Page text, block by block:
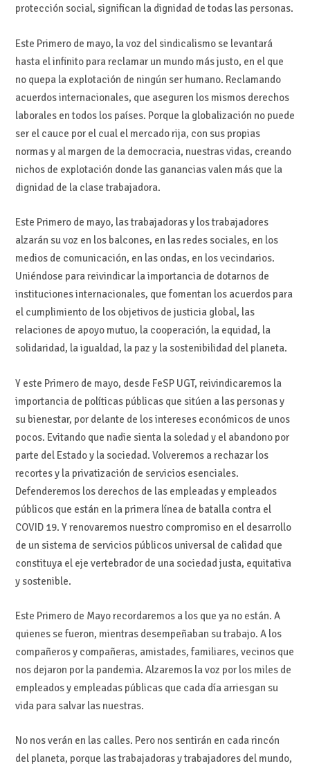
protección social, significan la dignidad de todas las personas.
Este Primero de mayo, la voz del sindicalismo se levantará
hasta el infinito para reclamar un mundo más justo, en el que
no quepa la explotación de ningún ser humano. Reclamando
acuerdos internacionales, que aseguren los mismos derechos
laborales en todos los países. Porque la globalización no puede
ser el cauce por el cual el mercado rija, con sus propias
normas y al margen de la democracia, nuestras vidas, creando
nichos de explotación donde las ganancias valen más que la
dignidad de la clase trabajadora.
Este Primero de mayo, las trabajadoras y los trabajadores
alzarán su voz en los balcones, en las redes sociales, en los
medios de comunicación, en las ondas, en los vecindarios.
Uniéndose para reivindicar la importancia de dotarnos de
instituciones internacionales, que fomentan los acuerdos para
el cumplimiento de los objetivos de justicia global, las
relaciones de apoyo mutuo, la cooperación, la equidad, la
solidaridad, la igualdad, la paz y la sostenibilidad del planeta.
Y este Primero de mayo, desde FeSP UGT, reivindicaremos la
importancia de políticas públicas que sitúen a las personas y
su bienestar, por delante de los intereses económicos de unos
pocos. Evitando que nadie sienta la soledad y el abandono por
parte del Estado y la sociedad. Volveremos a rechazar los
recortes y la privatización de servicios esenciales.
Defenderemos los derechos de las empleadas y empleados
públicos que están en la primera línea de batalla contra el
COVID 19. Y renovaremos nuestro compromiso en el desarrollo
de un sistema de servicios públicos universal de calidad que
constituya el eje vertebrador de una sociedad justa, equitativa
y sostenible.
Este Primero de Mayo recordaremos a los que ya no están. A
quienes se fueron, mientras desempeñaban su trabajo. A los
compañeros y compañeras, amistades, familiares, vecinos que
nos dejaron por la pandemia. Alzaremos la voz por los miles de
empleados y empleadas públicas que cada día arriesgan su
vida para salvar las nuestras.
No nos verán en las calles. Pero nos sentirán en cada rincón
del planeta, porque las trabajadoras y trabajadores del mundo,